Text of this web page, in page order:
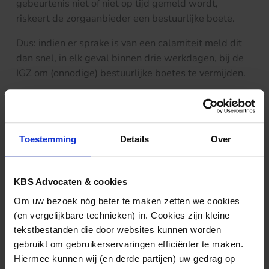
Toestemming Details Over
KBS Advocaten & cookies
Om uw bezoek nóg beter te maken zetten we cookies
(en vergelijkbare technieken) in. Cookies zijn kleine
tekstbestanden die door websites kunnen worden
gebruikt om gebruikerservaringen efficiënter te maken.
Hiermee kunnen wij (en derde partijen) uw gedrag op
gebeurtenis niet of niet op tijd gemeld wordt,
riskeert de zorgaanbieder een bestuurlijke boete.
Dus: indien er sprake is van een calamiteit meld dit
dan snel, in elk geval binnen drie werkdagen, bij de
IGZ om (onnodige) bestuurlijke boetes te vermijden.
Ook interessant?